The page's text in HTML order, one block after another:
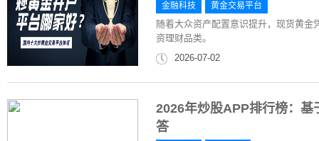
金融科技 黄金交易平台
随着大众资产配置意识提升，现货黄
资理财品类。
2026-07-02
2026年炒股APP排行榜：基
答